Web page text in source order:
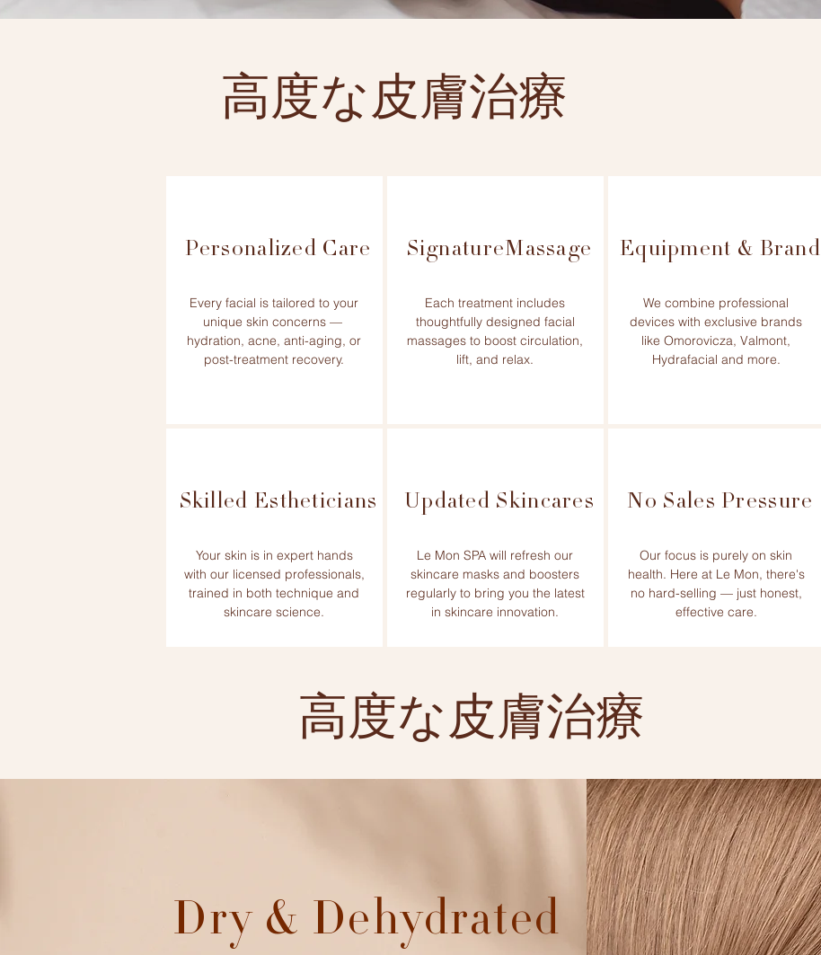
高度な皮膚治療
Personalized Care
Every facial is tailored to your
unique skin concerns —
hydration, acne, anti-aging, or
post-treatment recovery.
Skilled Estheticians
Your skin is in expert hands
with our licensed professionals,
trained in both technique and
skincare science.
SignatureMassage
Each treatment includes
thoughtfully designed facial
massages to boost circulation,
lift, and relax.
Updated Skincares
Le Mon SPA will refresh our
skincare masks and boosters
regularly to bring you the latest
in skincare innovation.
Equipment & Brand
We combine professional
devices with exclusive brands
like Omorovicza, Valmont,
Hydrafacial and more.
No Sales Pressure
Our focus is purely on skin
health. Here at Le Mon, there's
no hard-selling — just honest,
effective care.
高度な皮膚治療
Dry & Dehydrated